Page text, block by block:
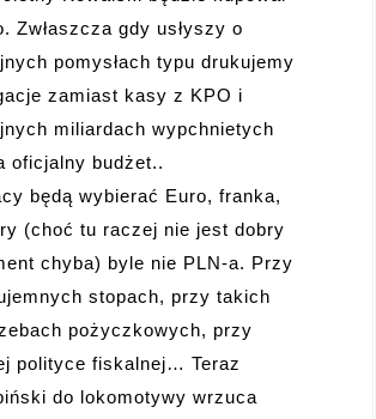
Zwłaszcza gdy usłyszy o
pomysłach typu drukujemy
zamiast kasy z KPO i
miliardach wypchnietych
oficjalny budżet..
będą wybierać Euro, franka,
(choć tu raczej nie jest dobry
chyba) byle nie PLN-a. Przy
stopach, przy takich
pożyczkowych, przy
polityce fiskalnej… Teraz
do lokomotywy wrzuca